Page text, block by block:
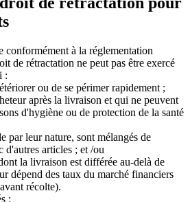
conformément à la réglementation
de rétractation ne peut pas être exercé
:
ou de se périmer rapidement ;
après la livraison et qui ne peuvent
d'hygiène ou de protection de la santé
par leur nature, sont mélangés de
d'autres articles ; et /ou
la livraison est différée au-delà de
dépend des taux du marché financiers
récolte).
: